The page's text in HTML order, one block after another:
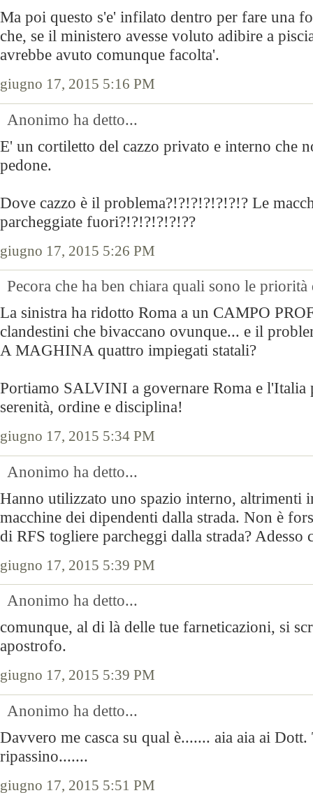
Ma poi questo s'e' infilato dentro per fare una
che, se il ministero avesse voluto adibire a
avrebbe avuto comunque facolta'.
giugno 17, 2015 5:16 PM
Anonimo ha detto...
E' un cortiletto del cazzo privato e interno che
pedone.
Dove cazzo è il problema?!?!?!?!?!?!? Le
parcheggiate fuori?!?!?!?!?!??
giugno 17, 2015 5:26 PM
Pecora che ha ben chiara quali sono le
La sinistra ha ridotto Roma a un CAMPO
clandestini che bivaccano ovunque... e il
A MAGHINA quattro impiegati statali?
Portiamo SALVINI a governare Roma e l'Italia
serenità, ordine e disciplina!
giugno 17, 2015 5:34 PM
Anonimo ha detto...
Hanno utilizzato uno spazio interno, altrimenti
macchine dei dipendenti dalla strada. Non è
di RFS togliere parcheggi dalla strada? Adesso
giugno 17, 2015 5:39 PM
Anonimo ha detto...
comunque, al di là delle tue farneticazioni, si
apostrofo.
giugno 17, 2015 5:39 PM
Anonimo ha detto...
Davvero me casca su qual è....... aia aia ai
ripassino.......
giugno 17, 2015 5:51 PM